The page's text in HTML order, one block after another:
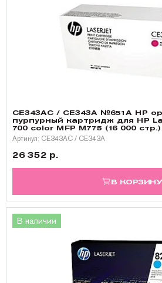
CE343AC / CE343A №651A HP
пурпурный картридж для HP
700 color MFP M775 (16 000 стр.)
Артикул: CE343AC / CE343A
26 352 р.
В КОРЗИНУ
В наличии